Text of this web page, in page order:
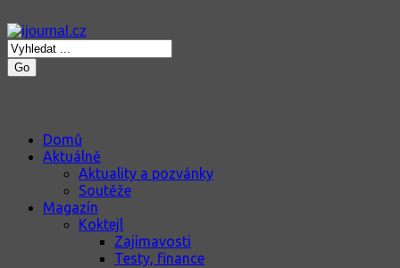
Go
Domů
Aktuálně
Aktuality a pozvánky
Soutěže
Magazín
Koktejl
Zajímavosti
Testy, finance